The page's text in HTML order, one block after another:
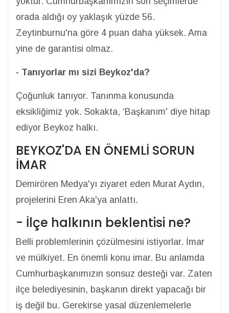
orada aldığı oy yaklaşık yüzde 56.
Zeytinburnu'na göre 4 puan daha yüksek. Ama
yine de garantisi olmaz.
- Tanıyorlar mı sizi Beykoz'da?
Çoğunluk tanıyor. Tanınma konusunda
eksikliğimiz yok. Sokakta, ‘Başkanım' diye hitap
ediyor Beykoz halkı.
BEYKOZ'DA EN ÖNEMLİ SORUN
İMAR
Demirören Medya'yı ziyaret eden Murat Aydın,
projelerini Eren Aka'ya anlattı.
- İlçe halkının beklentisi ne?
Belli problemlerinin çözülmesini istiyorlar. İmar
ve mülkiyet. En önemli konu imar. Bu anlamda
Cumhurbaşkanımızın sonsuz desteği var. Zaten
ilçe belediyesinin, başkanın direkt yapacağı bir
iş değil bu. Gerekirse yasal düzenlemelerle